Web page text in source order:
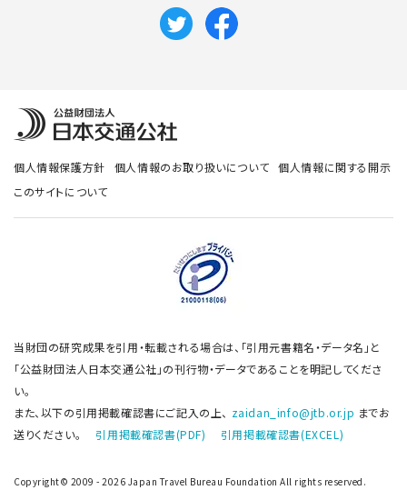
個人情報保護方針 個人情報のお取り扱いについて
個人情報に関する開示
このサイトについて
当財団の研究成果を引用・転載される場合は、「引用元書籍名・データ名」と
「公益財団法人日本交通公社」の刊行物・データであることを明記してくださ
い。
また、以下の引用掲載確認書にご記入の上、 zaidan_info@jtb.or.jp までお
送りください。 引用掲載確認書(PDF) 引用掲載確認書(EXCEL)
Copyright© 2009 - 2026 Japan Travel Bureau Foundation All rights reserved.